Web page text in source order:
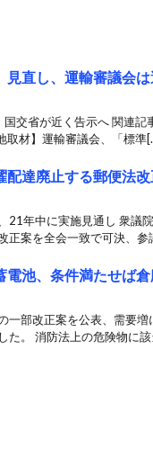
見直し、運輸審議会
交省が近く告示へ 関連
取材】運輸審議会、「標準
配達廃止する郵便法
21年中に実施見通し 衆議
正案を全会一致で可決、参
電池、条件満たせば
一部改正案を公表、需要
た。 消防法上の危険物に